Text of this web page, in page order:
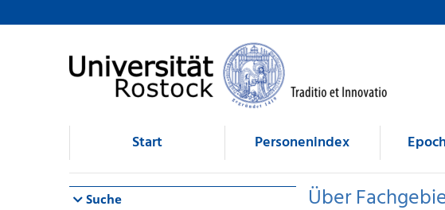
Browsen
direkt zum Inhalt
Start Personenindex
Suche
Über